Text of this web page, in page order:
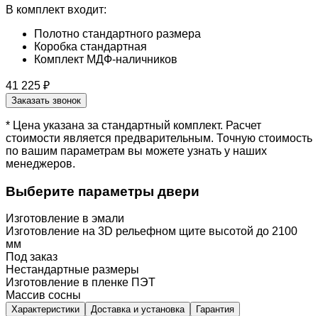
В комплект входит:
Полотно стандартного размера
Коробка стандартная
Комплект МДФ-наличников
41 225 ₽
Заказать звонок
* Цена указана за стандартный комплект. Расчет
стоимости является предварительным. Точную стоимость
по вашим параметрам вы можете узнать у наших
менеджеров.
Выберите параметры двери
Изготовление в эмали
Изготовление на 3D рельефном щите высотой до 2100
мм
Под заказ
Нестандартные размеры
Изготовление в пленке ПЭТ
Массив сосны
Характеристики Доставка и установка Гарантия